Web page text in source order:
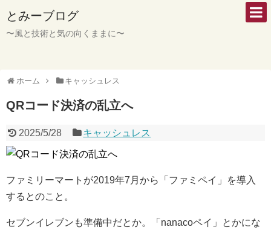
とみーブログ
〜風と技術と気の向くままに〜
ホーム キャッシュレス
QRコード決済の乱立へ
2025/5/28 キャッシュレス
ファミリーマートが2019年7月から「ファミペイ」を導入
するとのこと。
セブンイレブンも準備中だとか。「nanacoペイ」とかにな